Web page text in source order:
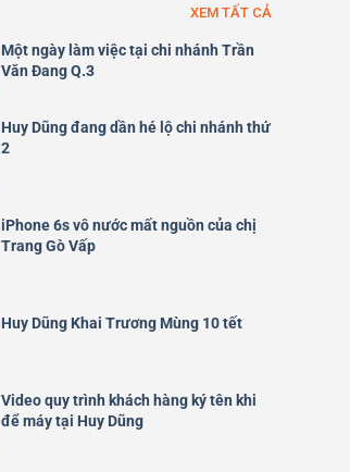
XEM TẤT CẢ
Một ngày làm việc tại chi nhánh Trần
Văn Đang Q.3
Huy Dũng đang dần hé lộ chi nhánh thứ
2
iPhone 6s vô nước mất nguồn của chị
Trang Gò Vấp
Huy Dũng Khai Trương Mùng 10 tết
Video quy trình khách hàng ký tên khi
để máy tại Huy Dũng